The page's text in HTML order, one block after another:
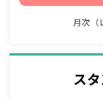
月次（
ス